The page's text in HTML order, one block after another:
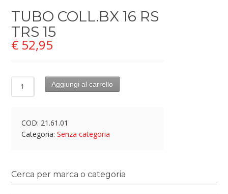
TUBO COLL.BX 16 RS
TRS 15
€ 52,95
Aggiungi al carrello
COD: 21.61.01
Categoria:Senza categoria
Cerca per marca o categoria